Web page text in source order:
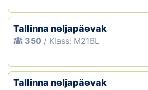
Tallinna neljapäevak
350 / Klass: M21BL
Tallinna neljapäevak